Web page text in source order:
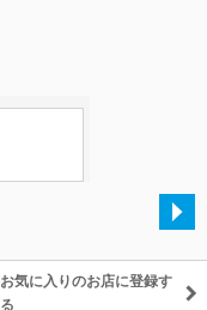
お気に入りのお店に登録す
る